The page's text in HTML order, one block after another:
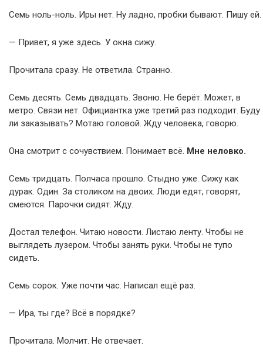
Семь ноль-ноль. Иры нет. Ну ладно, пробки бывают. Пишу ей.
— Привет, я уже здесь. У окна сижу.
Прочитала сразу. Не ответила. Странно.
Семь десять. Семь двадцать. Звоню. Не берёт. Может, в
метро. Связи нет. Официантка уже третий раз подходит. Буду
ли заказывать? Мотаю головой. Жду человека, говорю.
Она смотрит с сочувствием. Понимает всё. Мне неловко.
Семь тридцать. Полчаса прошло. Стыдно уже. Сижу как
дурак. Один. За столиком на двоих. Люди едят, говорят,
смеются. Парочки сидят. Жду.
Достал телефон. Читаю новости. Листаю ленту. Чтобы не
выглядеть лузером. Чтобы занять руки. Чтобы не тупо
сидеть.
Семь сорок. Уже почти час. Написал ещё раз.
— Ира, ты где? Всё в порядке?
Прочитала. Молчит. Не отвечает.